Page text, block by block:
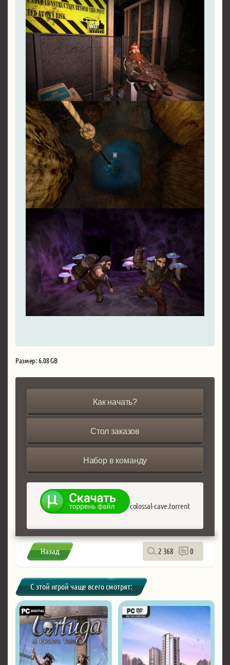
Размер: 6.08 GB
Как начать?
Стол заказов
Набор в команду
colossal-cave.torrent
Назад 2 368 0
С этой игрой чаще всего смотрят: